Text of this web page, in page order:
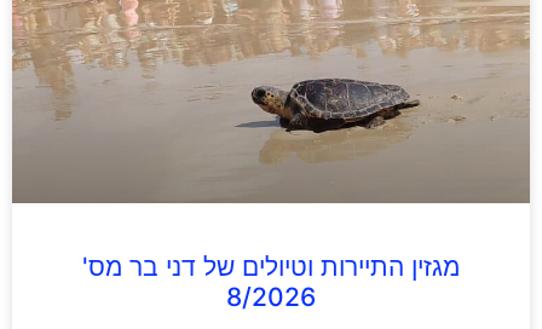
מגזין התיירות וטיולים של דני בר מס'
8/2026